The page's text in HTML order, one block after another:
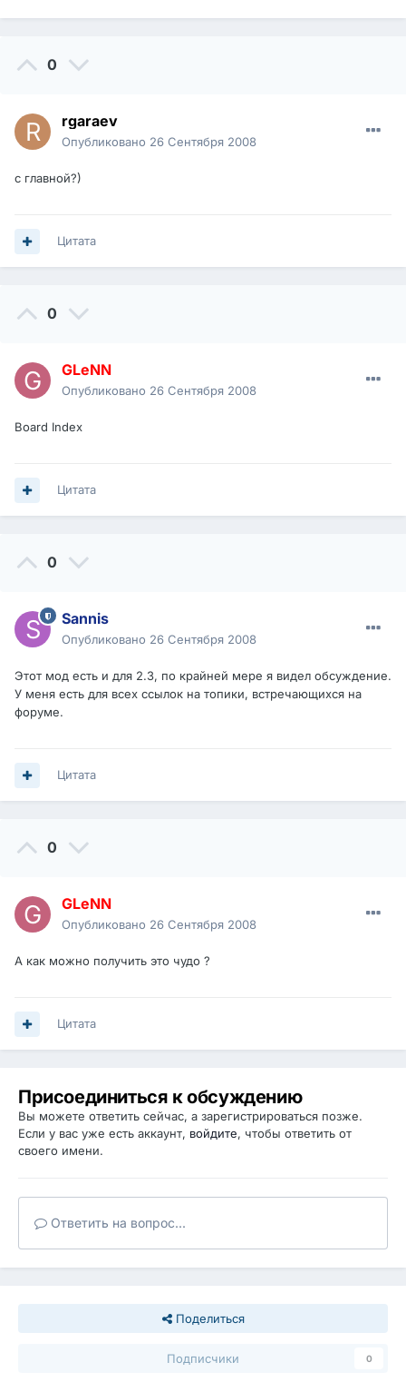
0
rgaraev
Опубликовано 26 Сентября 2008
с главной?)
Цитата
0
GLeNN
Опубликовано 26 Сентября 2008
Board Index
Цитата
0
Sannis
Опубликовано 26 Сентября 2008
Этот мод есть и для 2.3, по крайней мере я видел обсуждение.
У меня есть для всех ссылок на топики, встречающихся на
форуме.
Цитата
0
GLeNN
Опубликовано 26 Сентября 2008
А как можно получить это чудо ?
Цитата
Присоединиться к обсуждению
Вы можете ответить сейчас, а зарегистрироваться позже.
Если у вас уже есть аккаунт, войдите, чтобы ответить от
своего имени.
Ответить на вопрос...
Поделиться
Подписчики 0